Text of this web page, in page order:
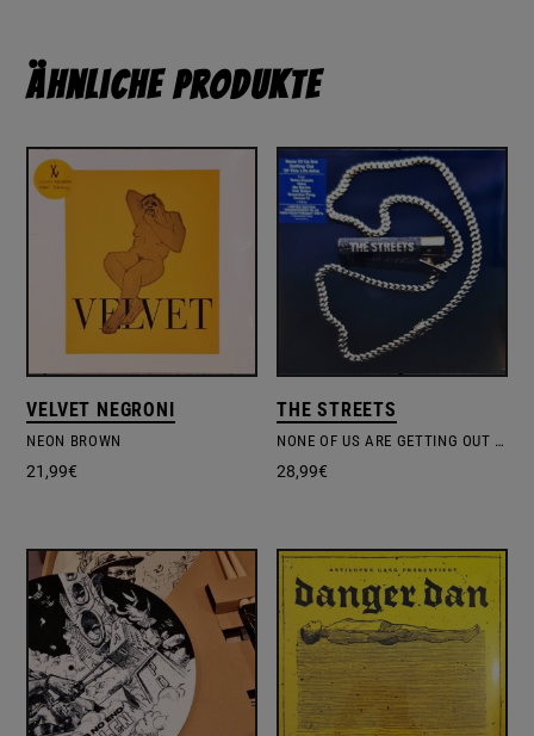
Ähnliche Produkte
VELVET NEGRONI
NEON BROWN
21,99€
THE STREETS
NONE OF US ARE GETTING OUT OF THIS LIFE ALIVE
28,99€